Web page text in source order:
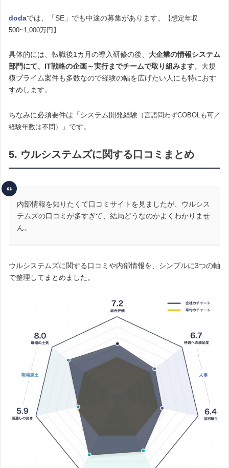
dodaでは、「SE」でも中途の募集があります。
【想定年収
500~1,000万円】
具体的には、転職後1カ月の導入研修の後、 大企業の情報システム
部門にて、IT戦略の企画～実行までチームで取り組みます。大規
模プライム案件も多数なので経験の幅を広げたい人にも特におす
すめします。
ちなみに必須要件は「システム開発経験 （言語問わずCOBOLも可／
経験年数は不問）
」です。
5. ウルシステムズに関する口コミまとめ
内部情報を知りたくて口コミサイトを見ましたが、ウルシス
テムズの口コミが多すぎて、結局どうなのかよくわかりませ
ん。
ウルシステムズに関する口コミや内部情報を、シンプルに3つの軸
で整理してまとめました。